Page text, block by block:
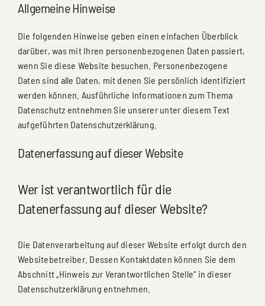
KONTAKT
Allgemeine Hinweise
Die folgenden Hinweise geben einen einfachen Überblick
darüber, was mit Ihren personenbezogenen Daten passiert,
wenn Sie diese Website besuchen. Personenbezogene
Daten sind alle Daten, mit denen Sie persönlich identifiziert
werden können. Ausführliche Informationen zum Thema
Datenschutz entnehmen Sie unserer unter diesem Text
aufgeführten Datenschutzerklärung.
Datenerfassung auf dieser Website
Wer ist verantwortlich für die
Datenerfassung auf dieser Website?
Die Datenverarbeitung auf dieser Website erfolgt durch den
Websitebetreiber. Dessen Kontaktdaten können Sie dem
Abschnitt „Hinweis zur Verantwortlichen Stelle“ in dieser
Datenschutzerklärung entnehmen.